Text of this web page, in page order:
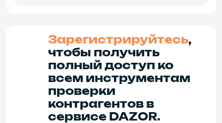
Зарегистрируйтесь,
чтобы получить
полный доступ ко
всем инструментам
проверки
контрагентов в
сервисе DAZOR.